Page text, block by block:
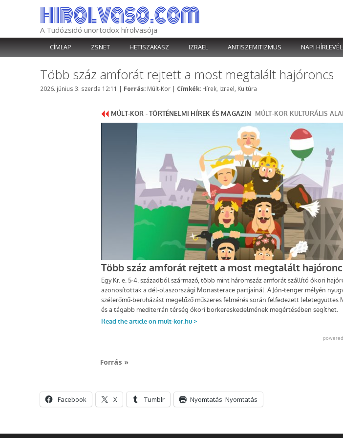
A Tudózsidó unortodox hírolvasója
CÍMLAP ZSNET HETISZAKASZ IZRAEL ANTISZEMITIZMUS NAPI HÍRLEVÉL
Több száz amforát rejtett a most megtalált hajóroncs
2026. június 3. szerda 12:11 | Forrás: Kategória
Múlt-Kor | Címkék: Címkék
Hírek Izrael Kultúra
Forrás »
Facebook X Tumblr Nyomtatás Nyomtatás